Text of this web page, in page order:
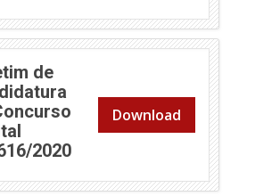
de
2020
Download